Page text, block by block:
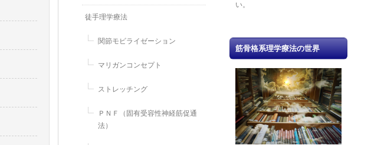
徒手理学療法
関節モビライゼーション
マリガンコンセプト
ストレッチング
ＰＮＦ（固有受容性神経筋促通
法）
い。
筋骨格系理学療法の世界